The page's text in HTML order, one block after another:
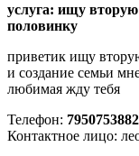
услуга: ищу вторую
половинку
приветик ищу
и создание семьи
любимая жду тебя
Телефон:
Контактное лицо: